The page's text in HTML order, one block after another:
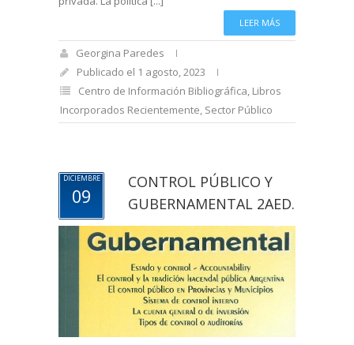
LEER MÁS
Georgina Paredes
Publicado el 1 agosto, 2023
Centro de Información Bibliográfica, Libros
Incorporados Recientemente, Sector Público
DICIEMBRE
09
CONTROL PÚBLICO Y
GUBERNAMENTAL 2AED.